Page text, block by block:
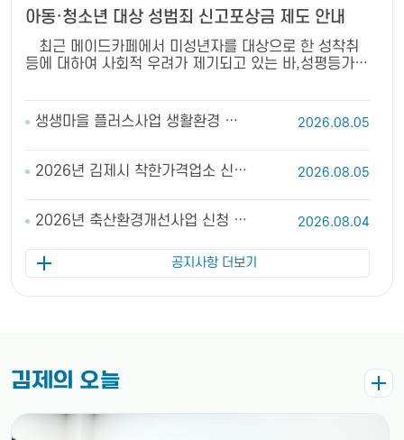
아동·청소년 대상 성범죄 신고포상금 제도 안내
최근 메이드카페에서 미성년자를 대상으로 한 성착취
등에 대하여 사회적 우려가 제기되고 있는 바,성평등가족
운영하고 있습니다. 아래 내용을 확인하시어 아이들의 소
중한 안전과 미래를 위해 많은 관심을 부탁드립니다. <신
고 포상금 제도 안내> ㅇ 범죄신고 대상 : 아동·청소년 대
상 성매매 유인·권유·알선, 장애 아동·청소년 간음 등 범
죄를 저지른 사람 ㅇ 범죄신고 방법 : 신고전화(☎112)
기관에 성범죄 신고 후 포상금 지급신청서를 작성하여 성
평등가족부에 이메일 제출 또는 우편
후 수신여부 확인 요망, ☎02-2100-6409,6416 ★
우편 : 서울특별시 종로구 세종대로 209 성평등가족부
생생마을 플러스사업 생활환경 개
2026.08.05
2026년 김제시 착한가격업소 신규
2026.08.05
2026년 축산환경개선사업 신청 접
2026.08.04
공지사항 더보기
김제의 오늘